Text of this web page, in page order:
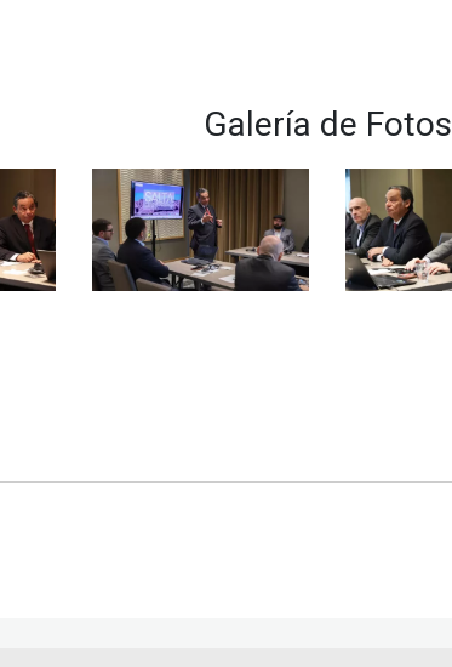
Galería de Fotos